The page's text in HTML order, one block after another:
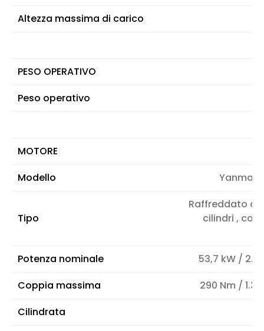
Altezza massima di carico
PESO OPERATIVO
Peso operativo
MOTORE
Modello
Yanmar
Tipo
Raffreddato
cilindri ,
Potenza nominale
53,7 kW /
Coppia massima
290 Nm /
Cilindrata